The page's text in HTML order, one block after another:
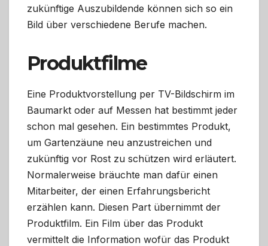
zukünftige Auszubildende können sich so ein
Bild über verschiedene Berufe machen.
Produktfilme
Eine Produktvorstellung per TV-Bildschirm im
Baumarkt oder auf Messen hat bestimmt jeder
schon mal gesehen. Ein bestimmtes Produkt,
um Gartenzäune neu anzustreichen und
zukünftig vor Rost zu schützen wird erläutert.
Normalerweise bräuchte man dafür einen
Mitarbeiter, der einen Erfahrungsbericht
erzählen kann. Diesen Part übernimmt der
Produktfilm. Ein Film über das Produkt
vermittelt die Information wofür das Produkt